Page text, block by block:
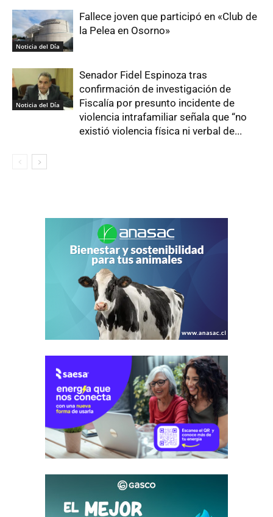
Noticia del Día
Fallece joven que participó en «Club de
la Pelea en Osorno»
Noticia del Día
Senador Fidel Espinoza tras
confirmación de investigación de
Fiscalía por presunto incidente de
violencia intrafamiliar señala que “no
existió violencia física ni verbal de...